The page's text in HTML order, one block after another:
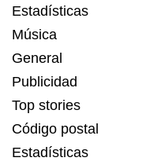
Estadísticas
Música
General
Publicidad
Top stories
Código postal
Estadísticas